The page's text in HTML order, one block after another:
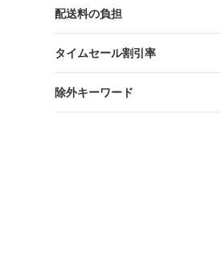
配送料の負担
タイムセール割引率
除外キーワード